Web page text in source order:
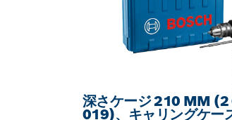
深さケージ 210 MM
019)、キャリングケー